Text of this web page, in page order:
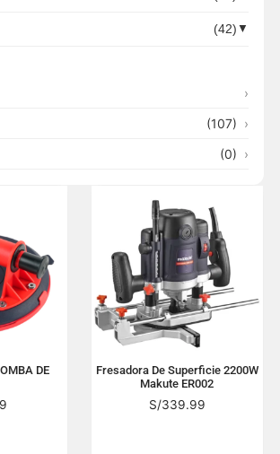
(42) ▼
›
(107) ›
(0) ›
DE
Fresadora De Superficie 2200W
Makute ER002
S/339.99